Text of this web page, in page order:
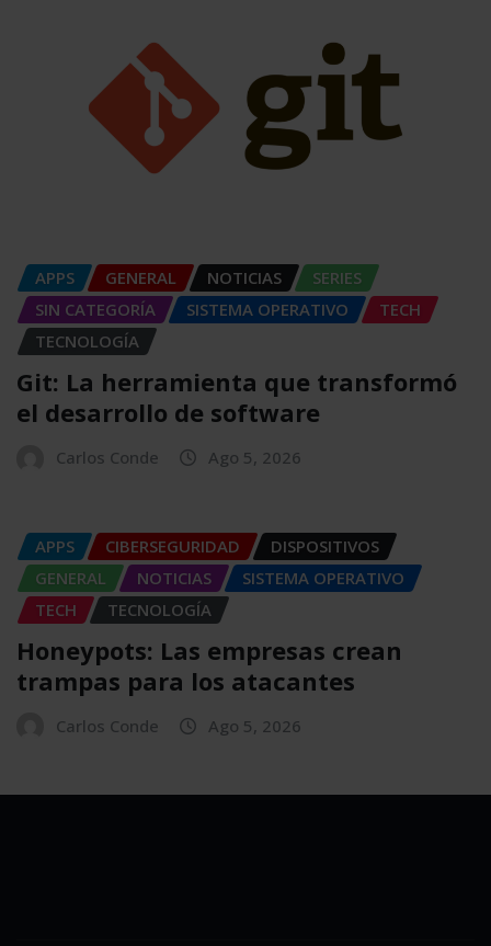
APPS GENERAL NOTICIAS
SERIES
SIN CATEGORÍA
SISTEMA OPERATIVO
TECH
TECNOLOGÍA
Git: La herramienta que transformó
el desarrollo de software
Carlos Conde Ago 5, 2026
APPS CIBERSEGURIDAD
DISPOSITIVOS
GENERAL
NOTICIAS
SISTEMA OPERATIVO
TECH
TECNOLOGÍA
Honeypots: Las empresas crean
trampas para los atacantes
Carlos Conde Ago 5, 2026